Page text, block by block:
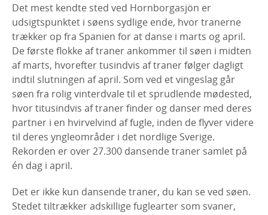
Det mest kendte sted ved Hornborgasjön er
udsigtspunktet i søens sydlige ende, hvor tranerne
trækker op fra Spanien for at danse i marts og april.
De første flokke af traner ankommer til søen i midten
af marts, hvorefter tusindvis af traner følger dagligt
indtil slutningen af april. Som ved et vingeslag går
søen fra rolig vinterdvale til et sprudlende mødested,
hvor titusindvis af traner finder og danser med deres
partner i en hvirvelvind af fugle, inden de flyver videre
til deres yngleområder i det nordlige Sverige.
Rekorden er over 27.300 dansende traner samlet på
én dag i april.
Det er ikke kun dansende traner, du kan se ved søen.
Stedet tiltrækker adskillige fuglearter som svaner,